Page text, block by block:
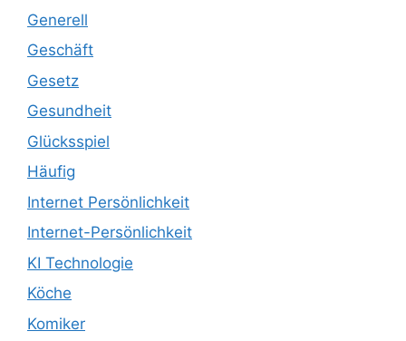
Generell
Geschäft
Gesetz
Gesundheit
Glücksspiel
Häufig
Internet Persönlichkeit
Internet-Persönlichkeit
KI Technologie
Köche
Komiker